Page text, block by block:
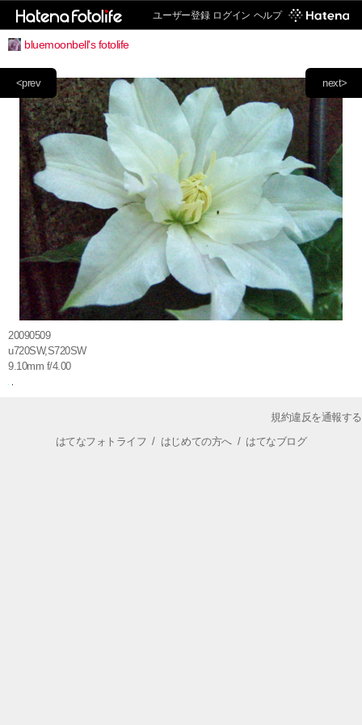
ユーザー登録 ログイン ヘルプ
bluemoonbell's fotolife
next>
<prev
20090509
u720SW,S720SW
9.10mm f/4.00
規約違反を通報する
はてなフォトライフ / はじめての方へ/ はてなブログ